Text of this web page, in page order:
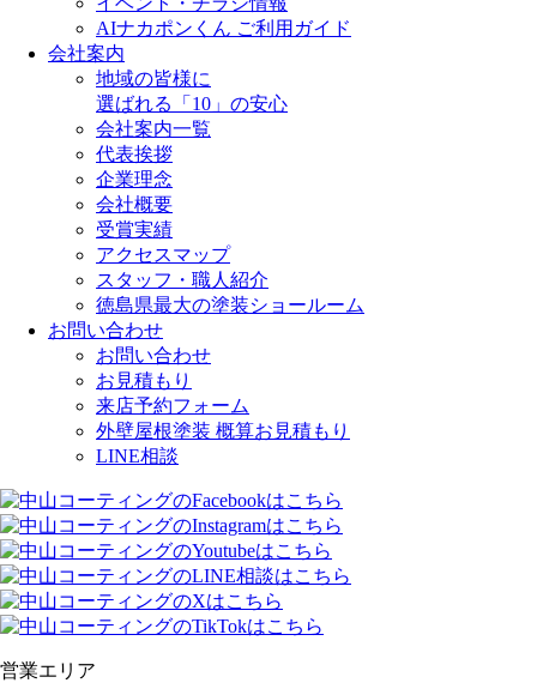
AIナカポンくん ご利用ガイド
会社案内
地域の皆様に
選ばれる「10」の安心
会社案内一覧
代表挨拶
企業理念
会社概要
受賞実績
アクセスマップ
スタッフ・職人紹介
徳島県最大の塗装ショールーム
お問い合わせ
お問い合わせ
お見積もり
来店予約フォーム
外壁屋根塗装 概算お見積もり
LINE相談
営業エリア